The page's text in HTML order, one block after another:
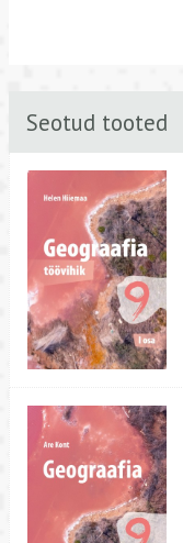
Seotud tooted